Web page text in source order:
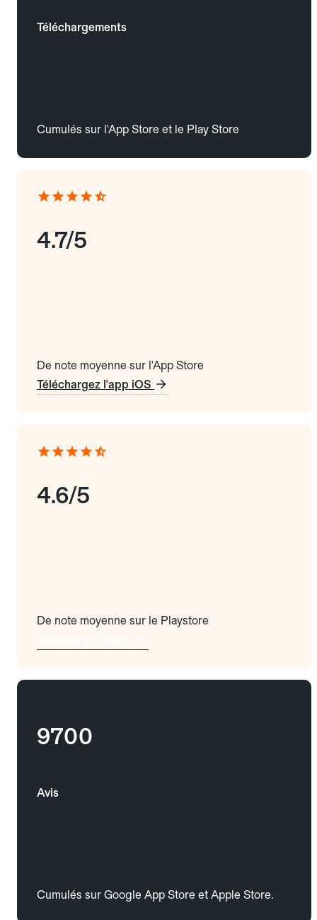
Téléchargements
Cumulés sur l'App Store et le Play Store
4.7/5
De note moyenne sur l'App Store
Téléchargez l'app iOS
4.6/5
De note moyenne sur le Playstore
9700
Avis
Cumulés sur Google App Store et Apple Store.